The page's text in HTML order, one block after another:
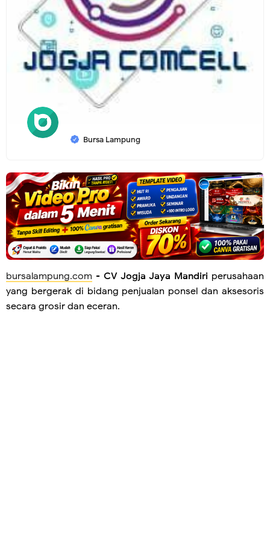
Bursa Lampung
bursalampung.com - CV Jogja Jaya Mandiri perusahaan
yang bergerak di bidang penjualan ponsel dan aksesoris
secara grosir dan eceran.